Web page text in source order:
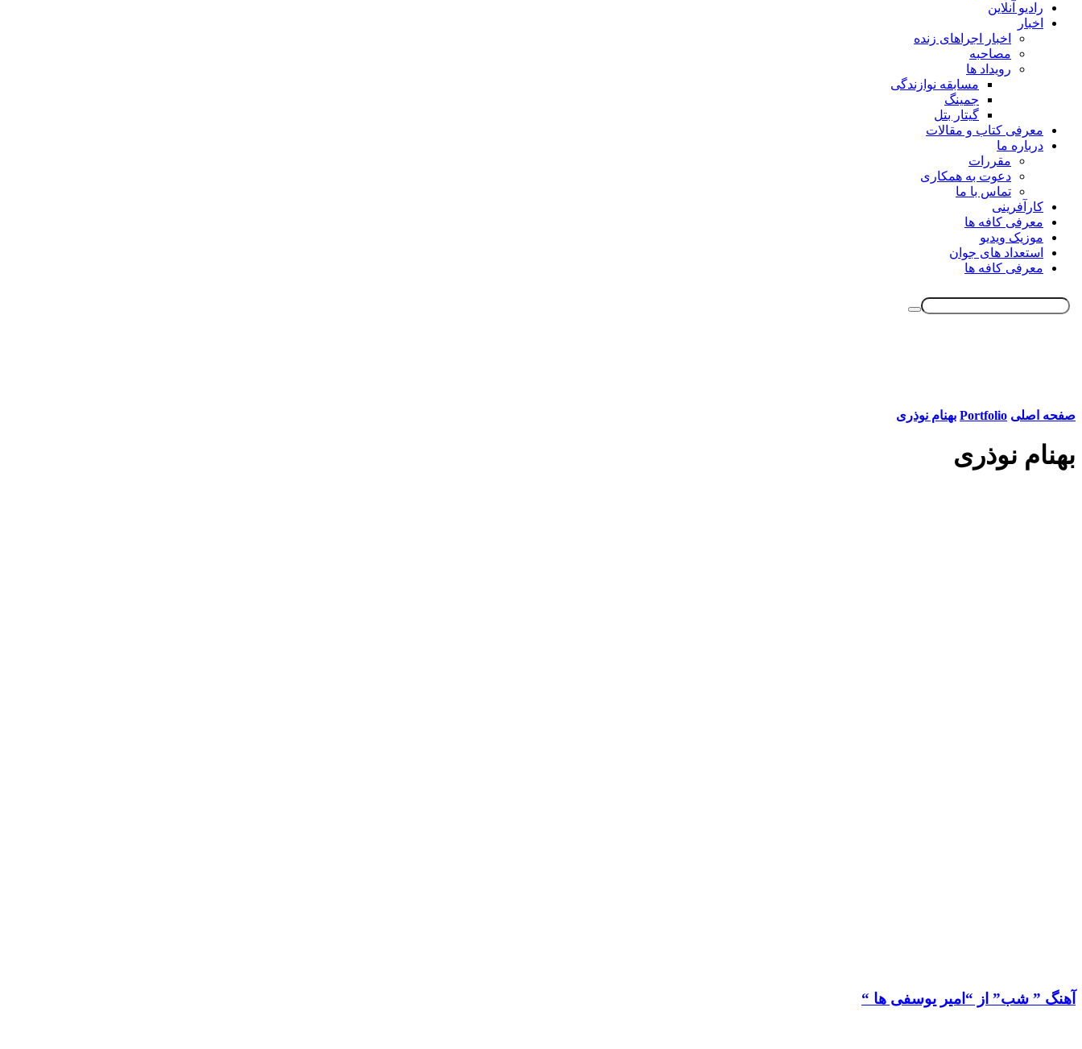
رادیو آنلاین
اخبار
اخبار اجراهای زنده
مصاحبه
رویداد ها
مسابقه نوازندگی
جمینگ
گیتار بتل
معرفی کتاب و مقالات
درباره ما
مقررات
دعوت به همکاری
تماس با ما
کارآفرینی
معرفی کافه ها
موزیک ویدیو
استعداد های جوان
معرفی کافه ها
صفحه اصلی Portfolio بهنام نوذری
بهنام نوذری
آهنگ ” شب” از “امیر یوسفی ها “